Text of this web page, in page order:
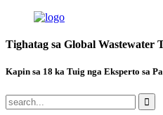
Tighatag sa Global Wastewater
Kapin sa 18 ka Tuig nga Eksperto sa